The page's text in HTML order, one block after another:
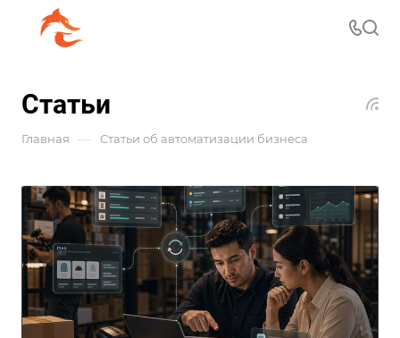
Статьи
Главная — Статьи об автоматизации бизнеса